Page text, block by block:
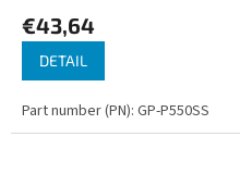
€43,64
DETAIL
Part number (PN): GP-P550SS